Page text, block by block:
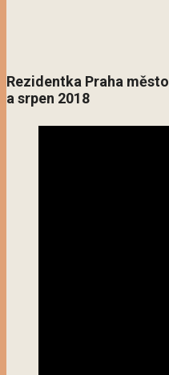
Rezidentka Praha
a srpen 2018